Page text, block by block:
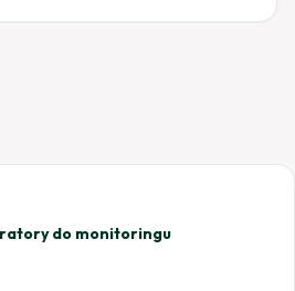
do monitoringu